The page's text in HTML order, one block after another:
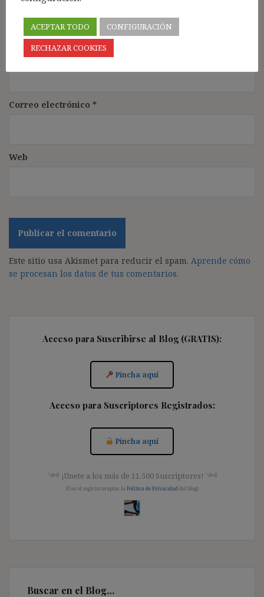
Nombre*
Correo electrónico *
Web
Este sitio usa Akismet para reducir el spam. Aprende cómo
se procesan los datos de tus comentarios.
Acceso para Suscribirse al Blog (GRATIS):
Pincha aquí
Acceso para Suscriptores Registrados:
Pincha aquí
༺ ¡Únete a los más de 11.500 Suscriptores! ༺
[Con el registro aceptas la Política de Privacidad del blog]
Buscar en el Blog…
ACEPTAR TODO
CONFIGURACIÓN
RECHAZAR COOKIES